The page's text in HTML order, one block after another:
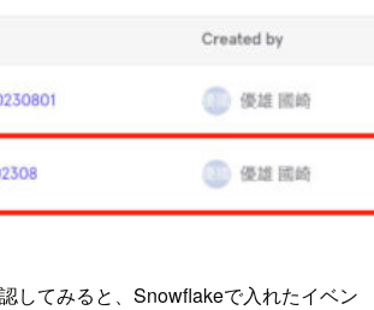
してみると、Snowflakeで入れたイベン